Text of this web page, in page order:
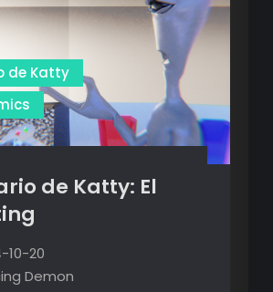
de Katty
de Katty: El
10-20
Demon